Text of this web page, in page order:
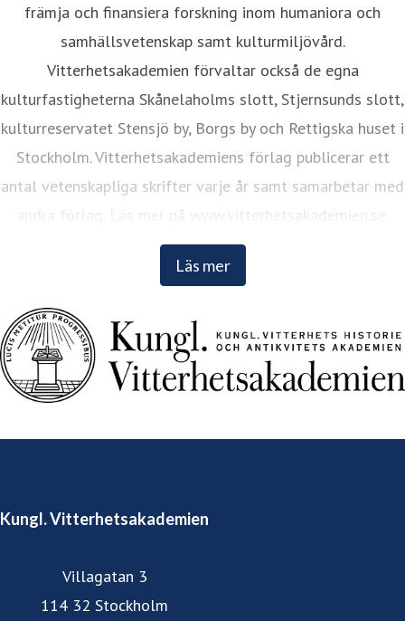
Läs mer
främja och finansiera forskning inom humaniora och
samhällsvetenskap samt kulturmiljövård.
Vitterhetsakademien förvaltar också de egna
kulturfastigheterna Skånelaholms slott, Stjernsunds slott,
kulturreservatet Stensjö by, Borgs by och Rettigska huset i
Stockholm. Vitterhetsakademiens förlag publicerar ett
antal vetenskapliga skrifter varje år samt samarbetar med
andra förlag. Läs mer på www.vitterhetsakademien.se.
Kungl. Vitterhetsakademien
Villagatan 3
114 32 Stockholm